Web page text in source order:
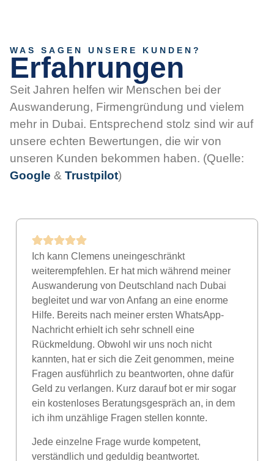
WAS SAGEN UNSERE KUNDEN?
Erfahrungen
Seit Jahren helfen wir Menschen bei der
Auswanderung, Firmengründung und vielem
mehr in Dubai. Entsprechend stolz sind wir auf
unsere echten Bewertungen, die wir von
unseren Kunden bekommen haben. (Quelle:
Google & Trustpilot)
Ich kann Clemens uneingeschränkt
weiterempfehlen. Er hat mich während meiner
Auswanderung von Deutschland nach Dubai
begleitet und war von Anfang an eine enorme
Hilfe. Bereits nach meiner ersten WhatsApp-
Nachricht erhielt ich sehr schnell eine
Rückmeldung. Obwohl wir uns noch nicht
kannten, hat er sich die Zeit genommen, meine
Fragen ausführlich zu beantworten, ohne dafür
Geld zu verlangen. Kurz darauf bot er mir sogar
ein kostenloses Beratungsgespräch an, in dem
ich ihm unzählige Fragen stellen konnte.
Jede einzelne Frage wurde kompetent,
verständlich und geduldig beantwortet.